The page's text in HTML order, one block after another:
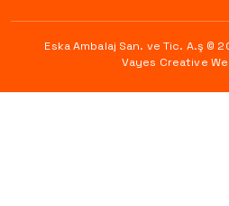
Eska Ambalaj San. ve Tic. A.ş ©
Vayes Creative